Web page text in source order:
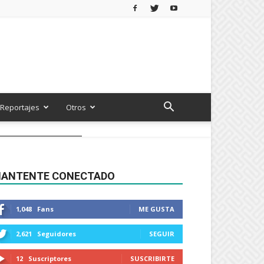
Reportajes Otros
CONECTADO
1,048 Fans ME GUSTA
2,621 Seguidores SEGUIR
12 Suscriptores SUSCRIBIRTE